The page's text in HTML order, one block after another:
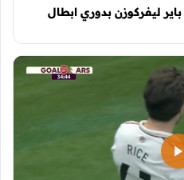
ليفركوزن بدوري ابطال